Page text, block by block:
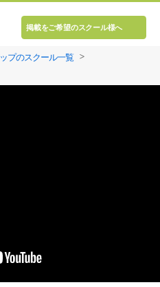
掲載をご希望のスクール様へ
プのスクール一覧